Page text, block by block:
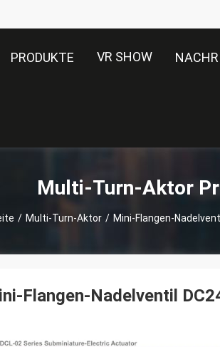
PRODUKTE VR SHOW
Multi-Turn-Aktor
/ Multi-Turn-Aktor / Mini-Flangen-
Flangen-Nadelventil